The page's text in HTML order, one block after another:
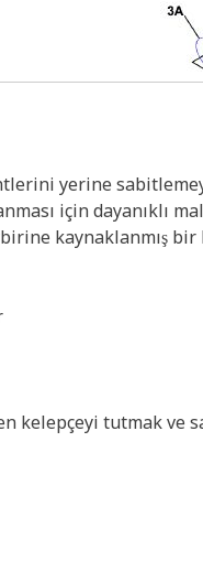
yerine
için dayanıklı
kaynaklanmış
kelepçeyi tutmak ve